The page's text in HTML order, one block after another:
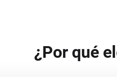
¿Por qué